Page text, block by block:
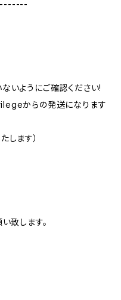
いようにご確認ください!
からの発送になります
します）
致します。